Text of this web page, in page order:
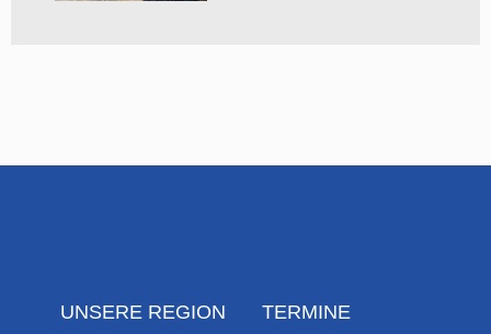
UNSERE REGION TERMINE